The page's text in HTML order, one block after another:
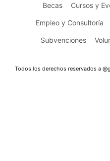
Becas Cursos y
Empleo y Consultoría
Subvenciones
Todos los derechos reservados a